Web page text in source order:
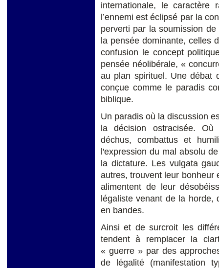
internationale, le
l’ennemi est éclipsé par la
perverti par la soumission
la pensée dominante, celles
confusion le concept
pensée néolibérale, «
au plan spirituel. Une débat
conçue comme le paradis
biblique.
Un paradis où la discussion
la décision ostracisée.
déchus, combattus et
l'expression du mal absolu
la dictature. Les vulgata
autres, trouvent leur bonheur
alimentent de leur
légaliste venant de la horde,
en bandes.
Ainsi et de surcroit les
tendent à remplacer la
« guerre » par des
de légalité (manifestation